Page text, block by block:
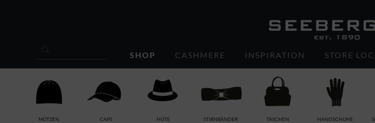
SHOP CASHMERE INSPIRATION STORE
MÜTZEN CAPS HÜTE STIRNBÄNDER TASCHEN HANDSCHUHE